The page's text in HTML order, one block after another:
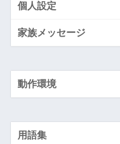
個人設定
家族メッセージ
動作環境
用語集